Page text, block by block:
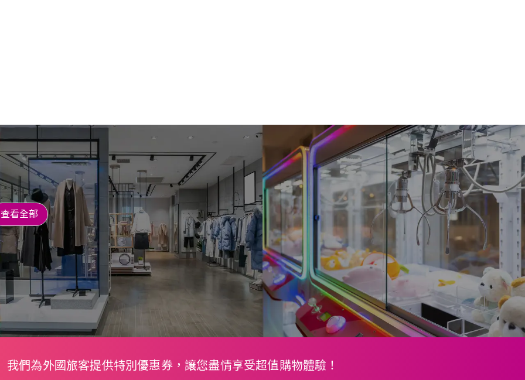
查看全部
我們為外國旅客提供特別優惠券，讓您盡情享受超值購物體驗！